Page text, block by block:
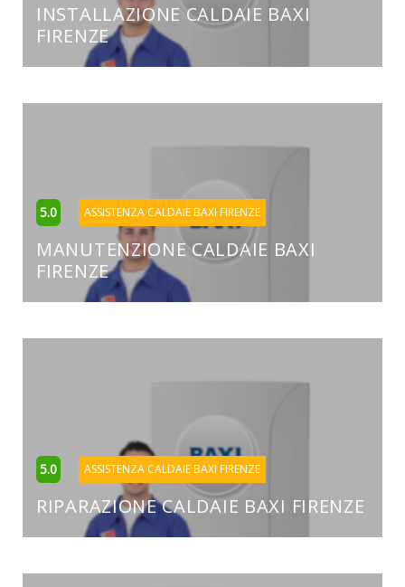
INSTALLAZIONE CALDAIE BAXI
FIRENZE
5.0 ASSISTENZA CALDAIE BAXI FIRENZE
MANUTENZIONE CALDAIE BAXI
FIRENZE
5.0 ASSISTENZA CALDAIE BAXI FIRENZE
RIPARAZIONE CALDAIE BAXI FIRENZE